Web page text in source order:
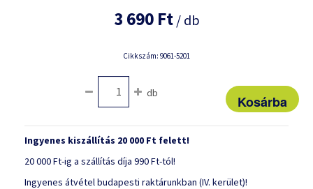
3 690 Ft/ db
Cikkszám: 9061-5201
db
Ingyenes kiszállítás 20 000 Ft felett!
20 000 Ft-ig a szállítás díja 990 Ft-tól!
Ingyenes átvétel budapesti raktárunkban (IV. kerület)!